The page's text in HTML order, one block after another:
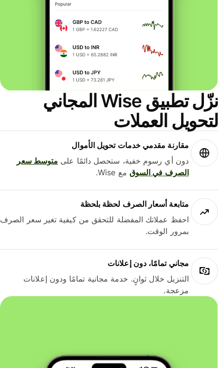
نزّل تطبيق Wise المجاني
العملات
مقارنة مقدمي خدمات تحويل الأموال
دون أي رسوم خفية، ستحصل دائمًا علىمتوسط ​​سعر
الصرف في السوقمع Wise.
متابعة أسعار الصرف لحظة بلحظة
احفظ عملاتك المفضلة للتحقق من كيفية تغير سعر الصرف
بمرور الوقت.
مجاني تمامًا، دون إعلانات
التنزيل خلال ثوانٍ. خدمة مجانية تمامًا ودون إعلانات
مزعجة.